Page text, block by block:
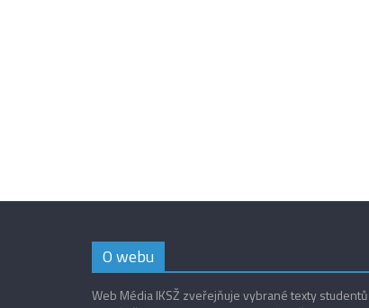
O webu
Web Média IKSŽ zveřejňuje vybrané texty studentů